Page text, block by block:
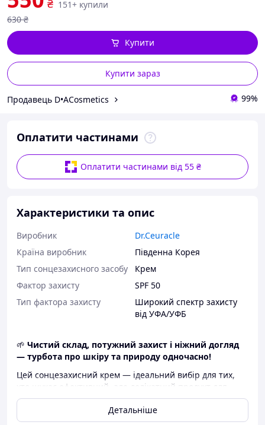
₴ 151+ купили
630 ₴
Купити зараз
Купити
Продавець D•ACosmetics 99%
Оплатити частинами
Оплатити частинами від 55 ₴
Характеристики та опис
Виробник
Dr.Ceuracle
Країна виробник
Південна Корея
Тип сонцезахисного засобу
Крем
Фактор захисту
SPF 50
Тип фактора захисту
Широкий спектр захисту
від УФА/УФБ
🌱 Чистий склад, потужний захист і ніжний догляд
— турбота про шкіру та природу одночасно!
Цей сонцезахисний крем — ідеальний вибір для тих,
хто шукає ефективний, але делікатний продукт для
щоденного використання.100% веганська формула
без мінеральних олій, спирту та потенційно
подразливих компонентів підходить навіть для дуже
Детальніше